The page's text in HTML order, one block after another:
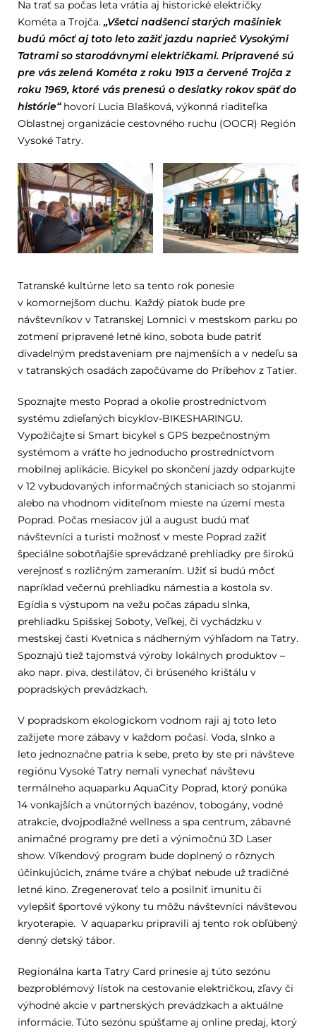
Na trať sa počas leta vrátia aj historické električky
Kométa a Trojča. „Všetci nadšenci starých mašiniek
budú môcť aj toto leto zažiť jazdu naprieč Vysokými
Tatrami so starodávnymi električkami. Pripravené sú
pre vás zelená Kométa z roku 1913 a červené Trojča z
roku 1969, ktoré vás prenesú o desiatky rokov späť do
histórie“hovorí Lucia Blašková, výkonná riaditeľka
Oblastnej organizácie cestovného ruchu (OOCR) Región
Vysoké Tatry.
Tatranské kultúrne leto sa tento rok ponesie
v komornejšom duchu. Každý piatok bude pre
návštevníkov v Tatranskej Lomnici v mestskom parku po
zotmení pripravené letné kino, sobota bude patriť
divadelným predstaveniam pre najmenších a v nedeľu sa
v tatranských osadách započúvame do Príbehov z Tatier.
Spoznajte mesto Poprad a okolie prostredníctvom
systému zdieľaných bicyklov-BIKESHARINGU.
Vypožičajte si Smart bicykel s GPS bezpečnostným
systémom a vráťte ho jednoducho prostredníctvom
mobilnej aplikácie. Bicykel po skončení jazdy odparkujte
v 12 vybudovaných informačných staniciach so stojanmi
alebo na vhodnom viditeľnom mieste na území mesta
Poprad. Počas mesiacov júl a august budú mať
návštevníci a turisti možnosť v meste Poprad zažiť
špeciálne sobotňajšie sprevádzané prehliadky pre širokú
verejnosť s rozličným zameraním. Užiť si budú môcť
napríklad večernú prehliadku námestia a kostola sv.
Egídia s výstupom na vežu počas západu slnka,
prehliadku Spišskej Soboty, Veľkej, či vychádzku v
mestskej časti Kvetnica s nádherným výhľadom na Tatry.
Spoznajú tiež tajomstvá výroby lokálnych produktov –
ako napr. piva, destilátov, či brúseného krištálu v
popradských prevádzkach.
V popradskom ekologickom vodnom raji aj toto leto
zažijete more zábavy v každom počasí. Voda, slnko a
leto jednoznačne patria k sebe, preto by ste pri návšteve
regiónu Vysoké Tatry nemali vynechať návštevu
termálneho aquaparku AquaCity Poprad, ktorý ponúka
14 vonkajších a vnútorných bazénov, tobogány, vodné
atrakcie, dvojpodlažné wellness a spa centrum, zábavné
animačné programy pre deti a výnimočnú 3D Laser
show. Víkendový program bude doplnený o rôznych
účinkujúcich, známe tváre a chýbať nebude už tradičné
letné kino. Zregenerovať telo a posilniť imunitu či
vylepšiť športové výkony tu môžu návštevníci návštevou
kryoterapie. V aquaparku pripravili aj tento rok obľúbený
denný detský tábor.
Regionálna karta Tatry Card prinesie aj túto sezónu
bezproblémový lístok na cestovanie električkou, zľavy či
výhodné akcie v partnerských prevádzkach a aktuálne
informácie. Túto sezónu spúšťame aj online predaj, ktorý